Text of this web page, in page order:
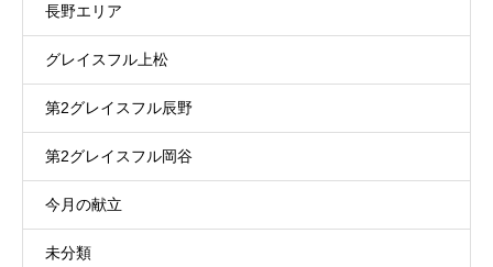
長野エリア
グレイスフル上松
第2グレイスフル辰野
第2グレイスフル岡谷
今月の献立
未分類